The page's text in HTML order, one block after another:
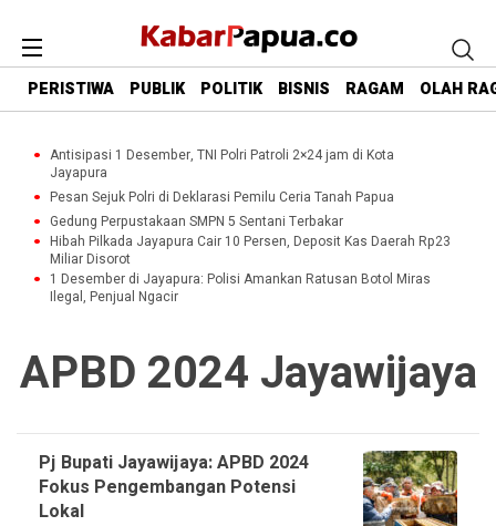
PERISTIWA PUBLIK POLITIK BISNIS RAGAM OLAH
Antisipasi 1 Desember, TNI Polri Patroli 2×24 jam di Kota
Jayapura
Pesan Sejuk Polri di Deklarasi Pemilu Ceria Tanah Papua
Gedung Perpustakaan SMPN 5 Sentani Terbakar
Hibah Pilkada Jayapura Cair 10 Persen, Deposit Kas Daerah Rp23
Miliar Disorot
1 Desember di Jayapura: Polisi Amankan Ratusan Botol Miras
Ilegal, Penjual Ngacir
APBD 2024 Jayawijaya
Pj Bupati Jayawijaya: APBD 2024
Fokus Pengembangan Potensi
Lokal